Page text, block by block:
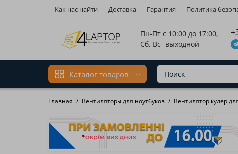
Как нас найти Доставка Гарантия Политика
Пн-Пт с 10:00 до 17:00,
Сб, Вс- выходной
Каталог товаров
Главная Вентиляторы для ноутбуков Вентилятор кулер
Мова